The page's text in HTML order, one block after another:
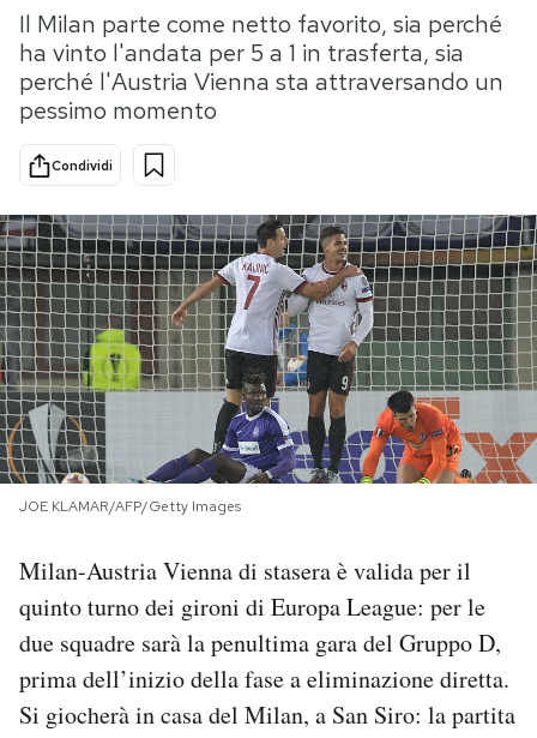
Scienza
Cultura
Economia
Sport
Media
Europa
PODCAST
NEWSLETTER
I MIEI PREFERITI
SHOP
CALENDARIO
AREA PERSONALE
Area Personale
Newsletter
Il Milan parte come netto favorito, sia perché
ha vinto l'andata per 5 a 1 in trasferta, sia
perché l'Austria Vienna sta attraversando un
pessimo momento
Condividi
JOE KLAMAR/AFP/Getty Images
Milan-Austria Vienna di stasera è valida per il
quinto turno dei gironi di Europa League: per le
due squadre sarà la penultima gara del Gruppo D,
prima dell’inizio della fase a eliminazione diretta.
Si giocherà in casa del Milan, a San Siro: la partita